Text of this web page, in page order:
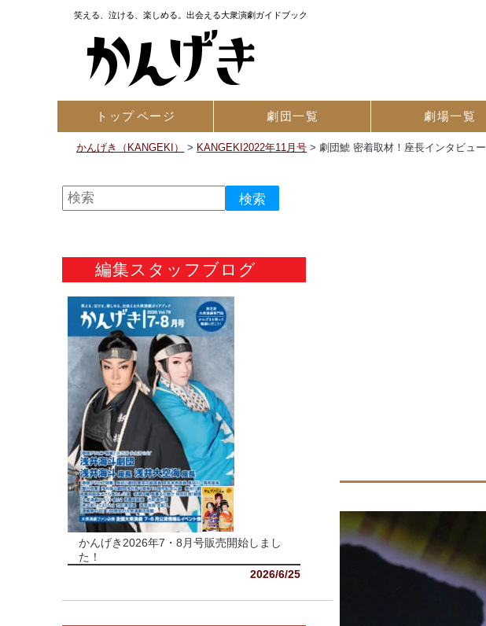
笑える、泣ける、楽しめる。出会える大衆演劇ガイドブック
トップページ 劇団一覧 劇場一覧
かんげき（KANGEKI） > KANGEKI2022年11月号 >劇団鯱 密着取材！座長インタビュー
編集スタッフブログ
かんげき2026年7・8月号販売開始しまし
た！
2026/6/25